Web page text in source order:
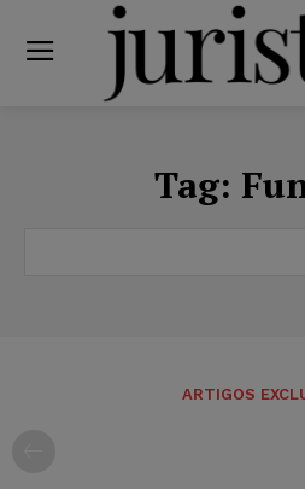
Tag:
ARTIGOS